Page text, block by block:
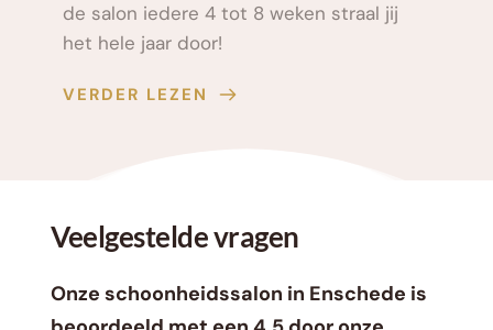
de salon iedere 4 tot 8 weken straal jij
het hele jaar door!
VERDER LEZEN
Veelgestelde vragen
Onze schoonheidssalon in Enschede is